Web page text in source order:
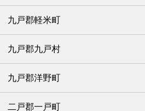
九戸郡軽米町
九戸郡九戸村
九戸郡洋野町
二戸郡一戸町